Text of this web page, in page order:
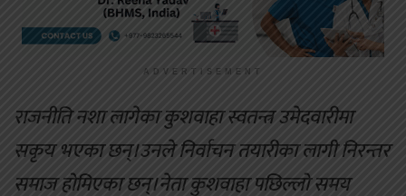
ADVERTISEMENT
राजनीति नशा लागेका कुशवाहा स्वतन्त्र उमेदवारीमा
सकृय भएका छन्।उनले निर्वाचन तयारीका लागी निरन्तर
समाज होमिएका छन्।नेता कुशवाहा पछिल्लो समय